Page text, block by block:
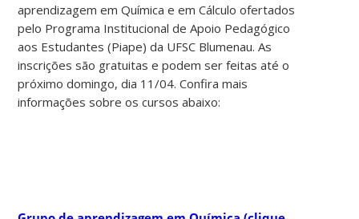
aprendizagem em Química e em Cálculo ofertados
pelo Programa Institucional de Apoio Pedagógico
aos Estudantes (Piape) da UFSC Blumenau. As
inscrições são gratuitas e podem ser feitas até o
próximo domingo, dia 11/04. Confira mais
informações sobre os cursos abaixo: